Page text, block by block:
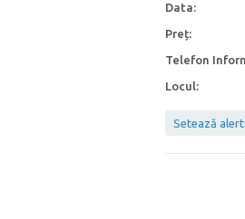
Data:
Preț:
Telefon
Locul:
Setează